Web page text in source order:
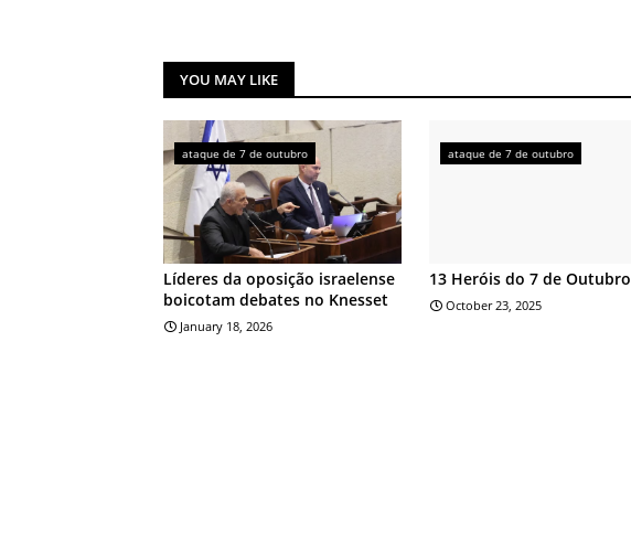
YOU MAY LIKE
ataque de 7 de outubro
Líderes da oposição israelense
boicotam debates no Knesset
January 18, 2026
ataque de 7 de outubro
13 Heróis do 7 de Outubro
October 23, 2025